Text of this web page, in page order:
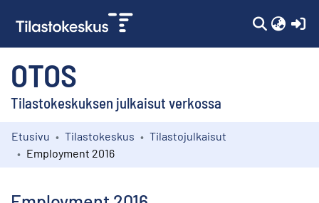
OTOS
Tilastokeskuksen julkaisut verkossa
Kokoelmat
Etusivu Tilastokeskus
Tilastojulkaisut
Employment 2016